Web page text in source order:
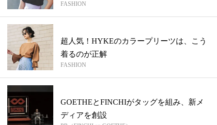
FASHION
超人気！HYKEのカラープリーツは、こう
着るのが正解
FASHION
GOETHEとFINCHIがタッグを組み、新メ
ディアを創設